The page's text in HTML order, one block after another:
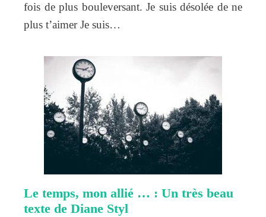
fois de plus bouleversant. Je suis désolée de ne
plus t’aimer Je suis…
Le temps, mon allié … : Un très beau
texte de Diane Styl